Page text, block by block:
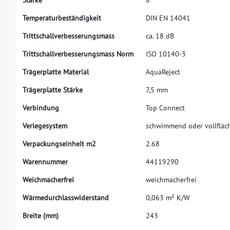
Temperaturbeständigkeit DIN EN 14041
Trittschallverbesserungsmass ca. 18 dB
Trittschallverbesserungsmass Norm ISO 10140-3
Trägerplatte Material AquaReject
Trägerplatte Stärke 7,5 mm
Verbindung Top Connect
Verlegesystem schwimmend oder vollfäc
Verpackungseinheit m2 2.68
Warennummer 44119290
Weichmacherfrei weichmacherfrei
Wärmedurchlasswiderstand 0,063 m² K/W
Breite (mm) 243